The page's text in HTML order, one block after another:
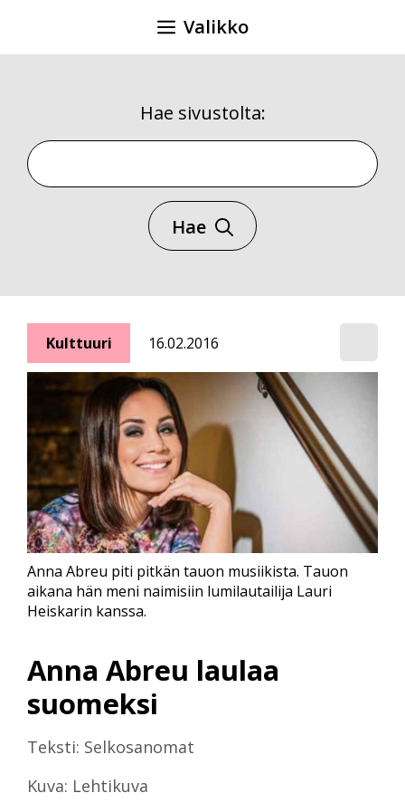
Valikko
Hae sivustolta:
Hae sivustolta
Hae
Kulttuuri 16.02.2016
Anna Abreu laulaa
suomeksi
Teksti: Selkosanomat
Kuva: Lehtikuva
Anna Abreu piti pitkän tauon musiikista. Tauon
aikana hän meni naimisiin lumilautailija Lauri
Heiskarin kanssa.